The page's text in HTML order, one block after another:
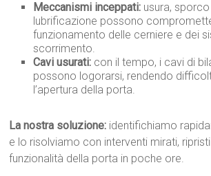
Meccanismi inceppati: usura,
lubrificazione possono
funzionamento delle cerniere e dei
scorrimento.
Cavi usurati: con il tempo, i cavi di
possono logorarsi, rendendo
l’apertura della porta.
La nostra soluzione: identifichiamo
e lo risolviamo con interventi mirati,
funzionalità della porta in poche ore.